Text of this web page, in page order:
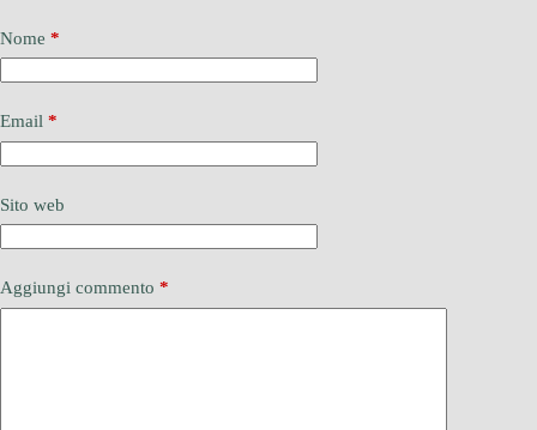
Nome *
Email *
Sito web
Aggiungi commento *